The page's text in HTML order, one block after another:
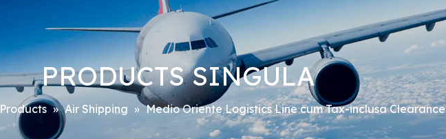
PRODUCTS SINGULA
Products » Air Shipping » Medio Oriente Logistics Line cum Tax-inclusa Clearance